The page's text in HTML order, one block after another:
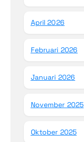
April 2026
Februari 2026
Januari 2026
November 2025
Oktober 2025